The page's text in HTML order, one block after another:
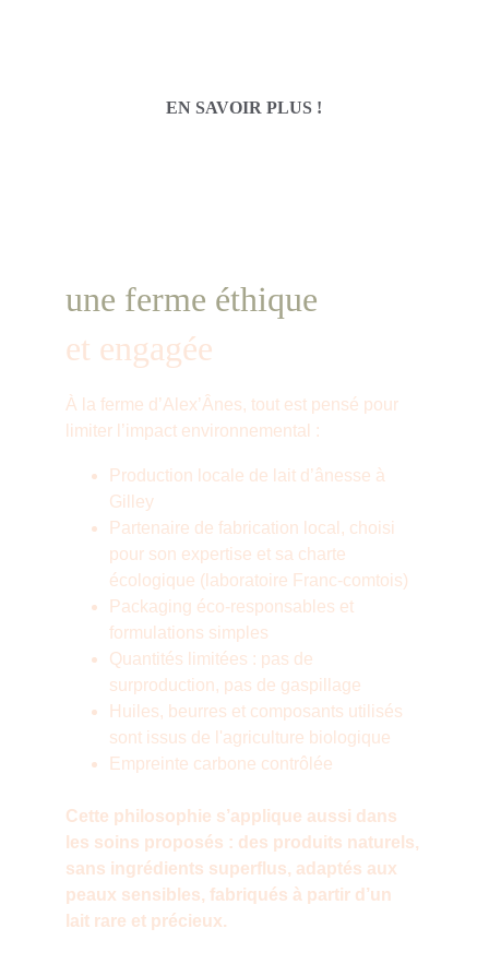
EN SAVOIR PLUS !
une ferme éthique
À la ferme d’Alex’Ânes, tout est pensé pour
limiter l’impact environnemental :
Production locale de lait d’ânesse à
Gilley
Partenaire de fabrication local, choisi
pour son expertise et sa charte
écologique (laboratoire Franc-comtois)
Packaging éco-responsables et
formulations simples
Quantités limitées : pas de
surproduction, pas de gaspillage
Huiles, beurres et composants utilisés
sont issus de l'agriculture biologique
Empreinte carbone contrôlée
Cette philosophie s’applique aussi dans
les soins proposés : des produits naturels,
sans ingrédients superflus, adaptés aux
peaux sensibles, fabriqués à partir d’un
lait rare et précieux.
et engagée